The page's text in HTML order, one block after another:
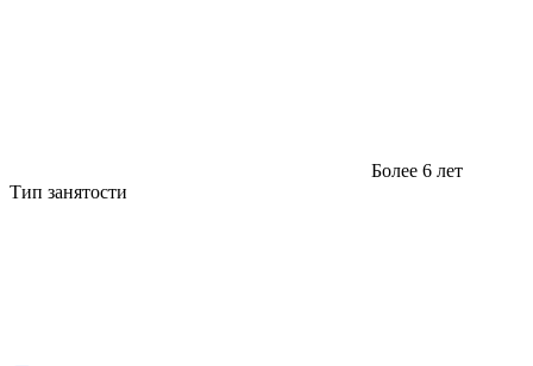
Более 6 лет
Тип занятости